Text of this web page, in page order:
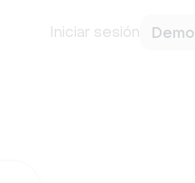
Iniciar sesión